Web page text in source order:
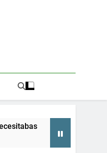
Terminator 2D: NO
8 Meses Atrás